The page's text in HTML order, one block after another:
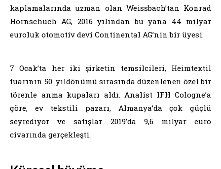
kaplamalarında uzman olan Weissbach’tan Konrad
Hornschuch AG, 2016 yılından bu yana 44 milyar
euroluk otomotiv devi Continental AG’nin bir üyesi.
7 Ocak’ta her iki şirketin temsilcileri, Heimtextil
fuarının 50. yıldönümü sırasında düzenlenen özel bir
törenle anma kupaları aldı. Analist IFH Cologne’a
göre, ev tekstili pazarı, Almanya’da çok güçlü
seyrediyor ve satışlar 2019’da 9,6 milyar euro
civarında gerçekleşti.